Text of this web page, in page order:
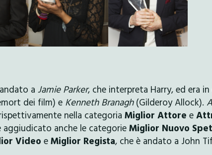
a Jamie Parker, che interpreta Harry, ed era
dei film) e Kenneth Branagh(Gilderoy Allock).
nella categoria Miglior Attore e
anche le categorieMiglior Nuovo
Video eMiglior Regista, che è andato a John